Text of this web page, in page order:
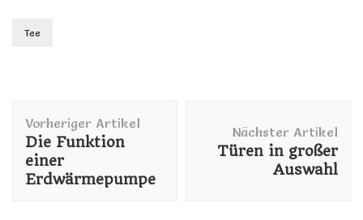
Tee
Vorheriger Artikel
Die Funktion
einer
Erdwärmepumpe
Nächster Artikel
Türen in großer
Auswahl